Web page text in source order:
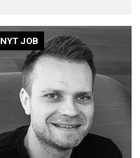
NYT JOB